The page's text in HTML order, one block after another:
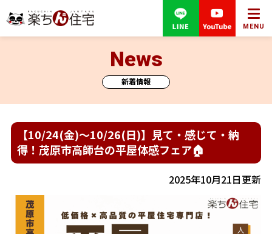
MENU
新着情報
News
【10/24(金)～10/26(日)】見て・感じて・納
得！茂原市高師台の平屋体感フェア🏠
2025年10月21日更新